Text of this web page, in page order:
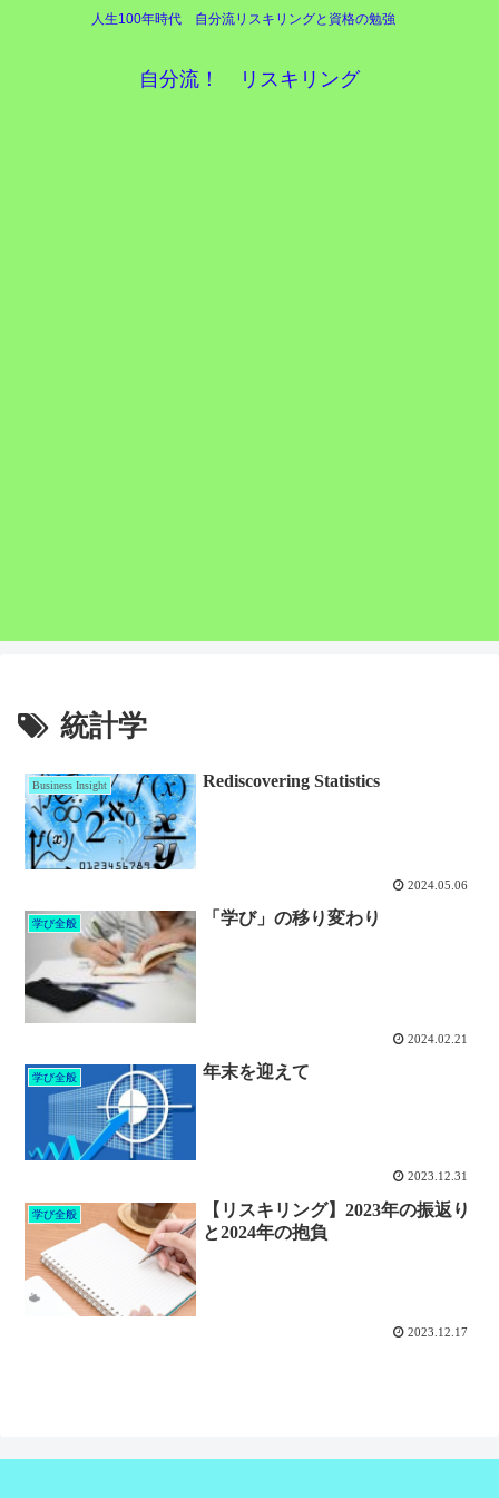
人生100年時代 自分流リスキリングと資格の勉強
自分流！ リスキリング
統計学
Business Insight Rediscovering Statistics
2024.05.06
学び全般 「学び」の移り変わり
2024.02.21
学び全般 年末を迎えて
2023.12.31
学び全般
【リスキリング】2023年の振返り
と2024年の抱負
2023.12.17